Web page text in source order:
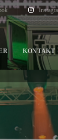
KONTAKT